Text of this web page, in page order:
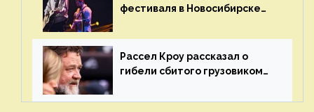
фестиваля в Новосибирске
отцов»
Рассел Кроу рассказал о
гибели сбитого грузовиком